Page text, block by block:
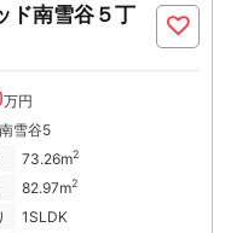
ド南雪谷５丁
万円
雪谷5
73.26m2
82.97m2
1SLDK